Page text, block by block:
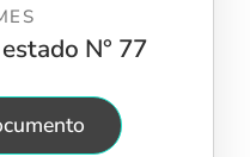
N° 77